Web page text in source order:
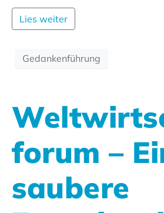
Lies weiter
Gedankenführung
forum –
saubere